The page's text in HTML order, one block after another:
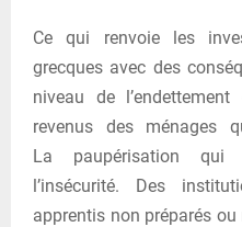
Ce qui renvoie les
grecques avec des
niveau de
revenus des ménages
La paupérisation qui
l’insécurité. Des
apprentis non préparés